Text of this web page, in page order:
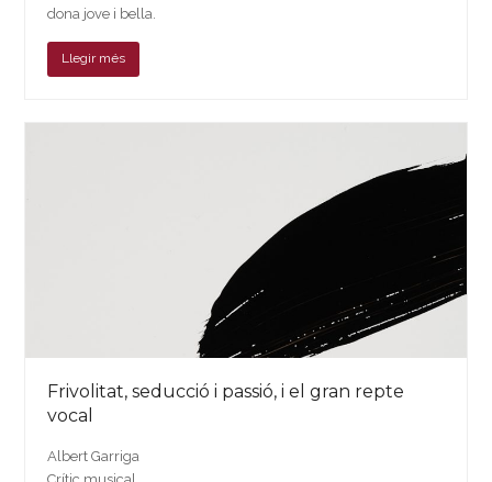
dona jove i bella.
Llegir més
Frivolitat, seducció i passió, i el gran repte
vocal
Albert Garriga